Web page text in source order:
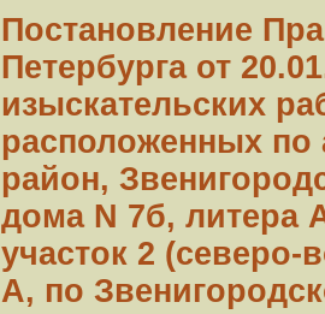
Постановление
Петербурга от
изыскательских
расположенных по
район,
дома N 7б, литера
участок 2 (северо-
А, по